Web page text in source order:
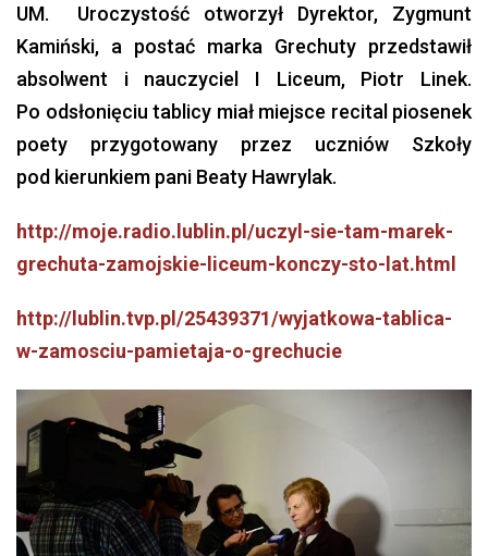
UM. Uroczystość otworzył Dyrektor, Zygmunt
Kamiński, a postać marka Grechuty przedstawił
absolwent i nauczyciel I Liceum, Piotr Linek.
Po odsłonięciu tablicy miał miejsce recital piosenek
poety przygotowany przez uczniów Szkoły
pod kierunkiem pani Beaty Hawrylak.
http://moje.radio.lublin.pl/uczyl-sie-tam-marek-
grechuta-zamojskie-liceum-konczy-sto-lat.html
http://lublin.tvp.pl/25439371/wyjatkowa-tablica-
w-zamosciu-pamietaja-o-grechucie